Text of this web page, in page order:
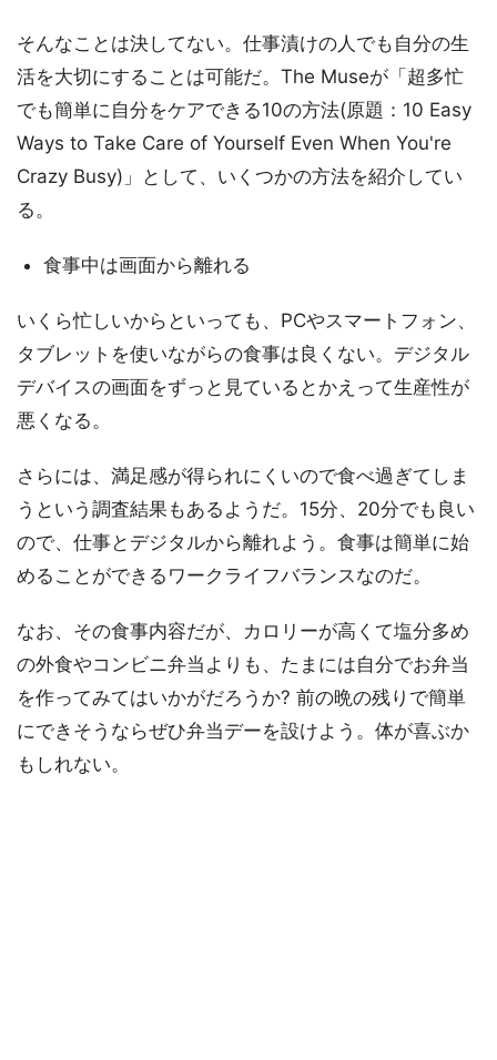
そんなことは決してない。仕事漬けの人でも自分の生
活を大切にすることは可能だ。The Museが「超多忙
でも簡単に自分をケアできる10の方法(原題：10 Easy
Ways to Take Care of Yourself Even When You're
Crazy Busy)」として、いくつかの方法を紹介してい
る。
食事中は画面から離れる
いくら忙しいからといっても、PCやスマートフォン、
タブレットを使いながらの食事は良くない。デジタル
デバイスの画面をずっと見ているとかえって生産性が
悪くなる。
さらには、満足感が得られにくいので食べ過ぎてしま
うという調査結果もあるようだ。15分、20分でも良い
ので、仕事とデジタルから離れよう。食事は簡単に始
めることができるワークライフバランスなのだ。
なお、その食事内容だが、カロリーが高くて塩分多め
の外食やコンビニ弁当よりも、たまには自分でお弁当
を作ってみてはいかがだろうか? 前の晩の残りで簡単
にできそうならぜひ弁当デーを設けよう。体が喜ぶか
もしれない。